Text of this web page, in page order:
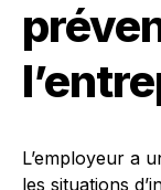
L’employeur a
les situations